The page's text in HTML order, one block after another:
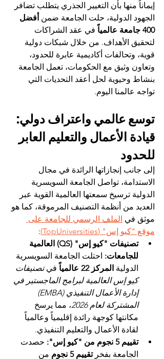
إيماناً منها بأن التغيير الجذري يتطلب تضافر
الجهود الدولية، حلت الجامعة ضمن أفضل
400 جامعة عالمياً
في عقد الشراكات
لتحقيق الأهداف. من خلال شبكات دولية
قوية، وتحالفات أكاديمية عابرة للحدود،
وتعاون وثيق مع الحكومات، تعمل الجامعة
بنشاط وحيوية لحل أعقد التحديات التي
تواجه عالمنا اليوم.
توسع عالمي واعتراف دولي:
قيادة الأعمال والتعليم العابر
للحدود
إلى جانب إنجازاتها الرائدة في مجال
الاستدامة، تواصل الجامعة السويسرية
الدولية ترسيخ سمعتها العالمية القوية عبر
العديد من أنظمة التصنيف المرموقة، كما هو
موثق في الملف الرسمي للجامعة على
موقع "كيو إس" (TopUniversities)
:
تصنيفات "كيو إس" (QS) العالمية
للجامعات: احتلت الجامعة السويسرية
الدولية المركز 22 عالمياً في تصنيفات
كيو إس العالمية لبرامج الماجستير في
إدارة الأعمال التنفيذي (EMBA)
المشتركة لعام 2026
، مما يرسخ
مكانتها كوجهة رائدة إقليمياً وعالمياً
لقادة الأعمال والتعليم التنفيذي.
تقييم 5 نجوم من "كيو إس":
حصدت
الجامعة بفخر تقييم 5 نجوم من